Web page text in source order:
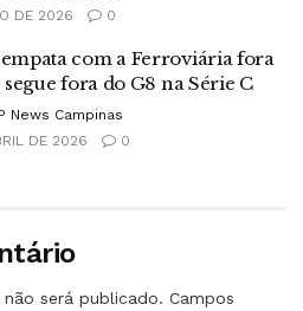
DE 2026
0
com a Ferroviária fora
segue fora do G8 na Série C
News Campinas
DE 2026
0
será publicado. Campos